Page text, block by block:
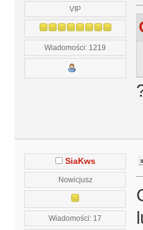
VIP
Wiadomości: 1219
SiaKws
Nowicjusz
Wiadomości: 17